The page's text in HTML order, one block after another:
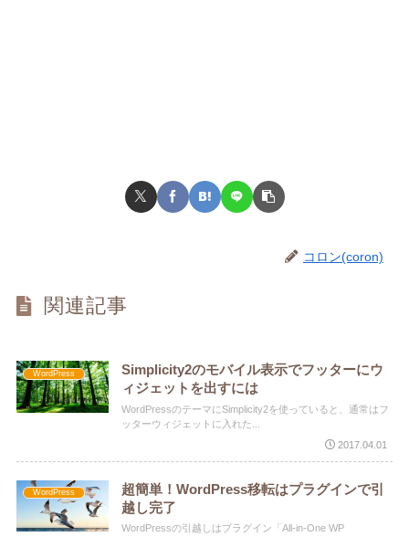
コロン(coron)
関連記事
WordPress
Simplicity2のモバイル表示でフッターにウ
ィジェットを出すには
WordPressのテーマにSimplicity2を使っていると、通常はフ
ッターウィジェットに入れた...
2017.04.01
WordPress
超簡単！WordPress移転はプラグインで引
越し完了
WordPressの引越しはプラグイン「All-in-One WP